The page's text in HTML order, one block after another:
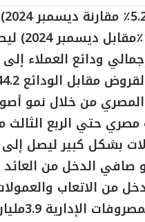
صافي قيمة القروض
من خلال نمو
سبتمبر 2024)، مدعومًا بنمو صافي الدخل
مليار جنيه (+25.6% مقارنة